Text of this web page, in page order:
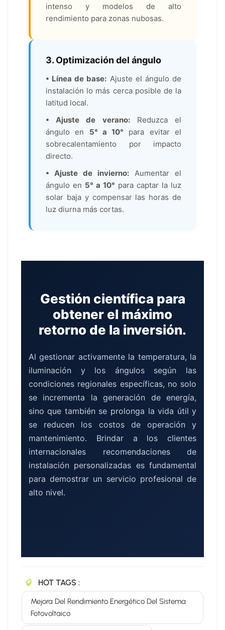
intenso y modelos de alto
rendimiento para zonas nubosas.
3. Optimización del ángulo
• Línea de base: Ajuste el ángulo de
instalación lo más cerca posible de la
latitud local.
• Ajuste de verano:Reduzca el
ángulo en 5° a 10° para evitar el
sobrecalentamiento por impacto
directo.
• Ajuste de invierno: Aumentar el
ángulo en 5° a 10° para captar la luz
solar baja y compensar las horas de
luz diurna más cortas.
Gestión científica para
obtener el máximo
retorno de la inversión.
Al gestionar activamente la temperatura, la
iluminación y los ángulos según las
condiciones regionales específicas, no solo
se incrementa la generación de energía,
sino que también se prolonga la vida útil y
se reducen los costos de operación y
mantenimiento. Brindar a los clientes
internacionales recomendaciones de
instalación personalizadas es fundamental
para demostrar un servicio profesional de
alto nivel.
HOT TAGS :
Mejora Del Rendimiento Energético Del Sistema
Fotovoltaico